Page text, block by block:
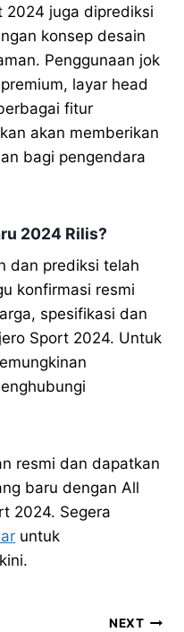
2024 juga diprediksi
konsep desain
Penggunaan jok
layar head
fitur
akan memberikan
bagi pengendara
2024 Rilis?
dan prediksi telah
konfirmasi resmi
spesifikasi dan
Sport 2024. Untuk
resmi dan dapatkan
baru dengan All
2024. Segera
untuk
NEXT